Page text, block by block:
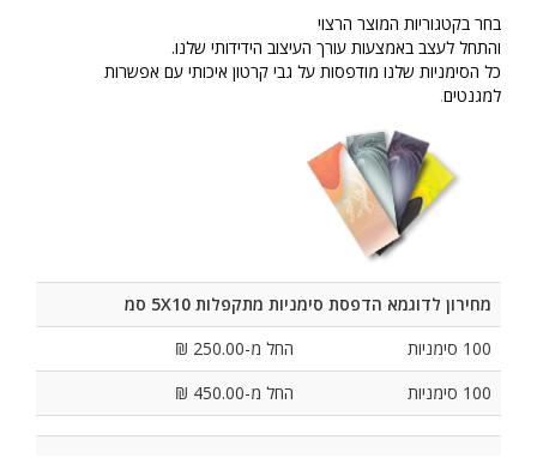
בחר בקטגוריות המוצר הרצוי
והתחל לעצב באמצעות עורך העיצוב הידידותי שלנו.
כל הסימניות שלנו מודפסות על גבי קרטון איכותי עם אפשרות
למגנטים.
מחירון לדוגמא הדפסת סימניות מתקפלות 5X10 סמ
100 סימניות
החל מ-250.00 ₪
100 סימניות
החל מ-450.00 ₪